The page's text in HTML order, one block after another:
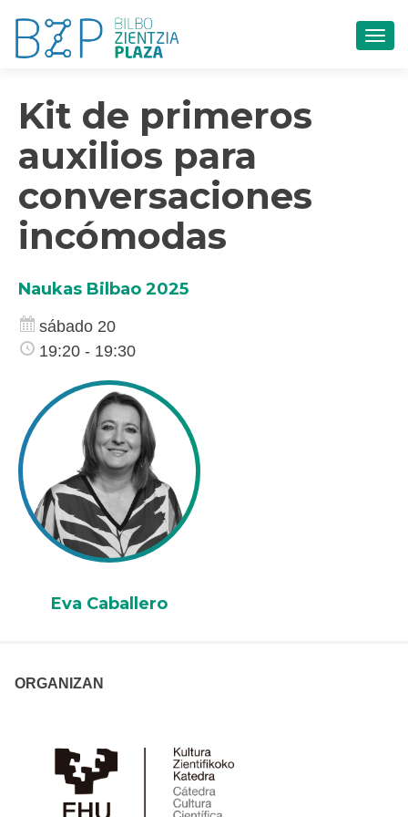
Kit de primeros
auxilios para
conversaciones
incómodas
Naukas Bilbao 2025
sábado 20
19:20 - 19:30
Eva Caballero
ORGANIZAN